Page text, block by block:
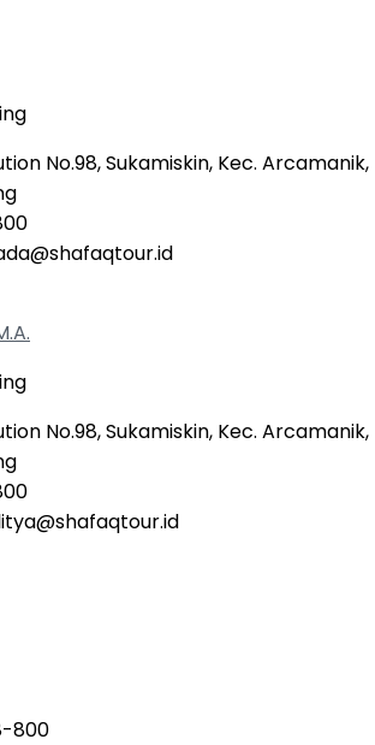
No.98, Sukamiskin, Kec. Arcamanik,
No.98, Sukamiskin, Kec. Arcamanik,
800